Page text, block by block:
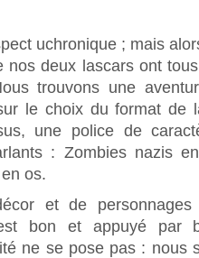
uchronique ; mais
nos deux lascars ont
trouvons une
le choix du format de
une police de
: Zombies nazis
os.
et de
bon et appuyé par
ne se pose pas : nous